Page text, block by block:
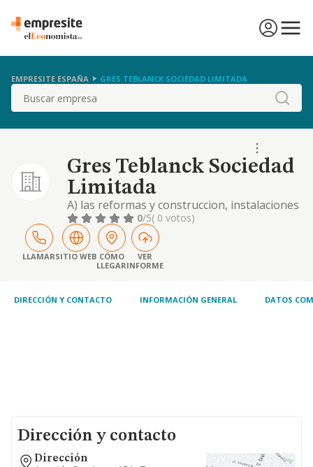
EMPRESITE ESPAÑA GRES TEBLANCK SOCIEDAD LIMITADA
Buscar
Gres Teblanck Sociedad
Limitada
A) las reformas y construccion, instalaciones
electricas y gremios de todo tipo; venta de
materiales de construccion y decoracion en
general. b) el ejercicio en actividades de
mediacion de correduria de seguros
privados,
0/5( 0 votos)
LLAMARSITIO WEB CÓMO
LLEGAR
VER
INFORME
DIRECCIÓN Y CONTACTO INFORMACIÓN GENERAL DATOS
Dirección y contacto
Dirección